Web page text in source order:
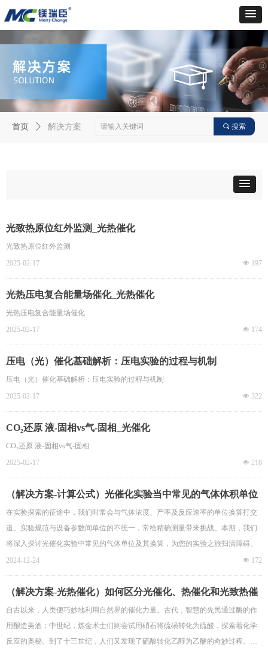
首页 ꄲ 解决方案 끠 搜索
光致热原位红外监测_光热催化
光致热原位红外监测
넶 197
2025-02-17
光热压电复合能量场催化_光热催化
光热压电复合能量场催化
넶 174
2025-02-17
压电（光）催化基础解析：压电实验的过程与机制
压电（光）催化基础解析：压电实验的过程与机制
넶 322
2025-02-17
CO₂还原 液-固相vs气-固相_光催化
CO₂还原 液-固相vs气-固相
넶 218
2025-02-17
（解决方案-计算公式）光催化实验当中常见的气体体积单位
及计算方法
在实验探索的征途中，我们时常会与气体浓度、产率及反应速率的单位换算打交
道。实验规范与设备参数间单位的不统一，常给精确测量带来挑战。本期，我们
将深入探讨光催化实验中常见的气体单位及其换算，为您的实验之旅扫清障碍。
넶 172
2024-12-24
（解决方案-光热催化）如何区分光催化、热催化和光致热催
化
自古以来，人类便巧妙地利用自然界的催化力量。古代，智慧的先民通过酶的作
用酿造美酒；中世纪，炼金术士们则尝试用硝石将硫磺转化为硫酸，探索着化学
反应的奥秘。到了十三世纪，人们又发现了硫酸转化乙醇为乙醚的奇妙过程。这